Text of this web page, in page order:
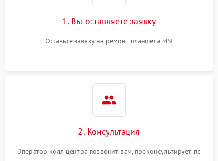
Память и данные
Режим работы
1. Вы оставляете заявку
Оставьте заявку на ремонт планшета MSI
2. Консультация
Оператор колл центра позвонит вам, проконсультирует по